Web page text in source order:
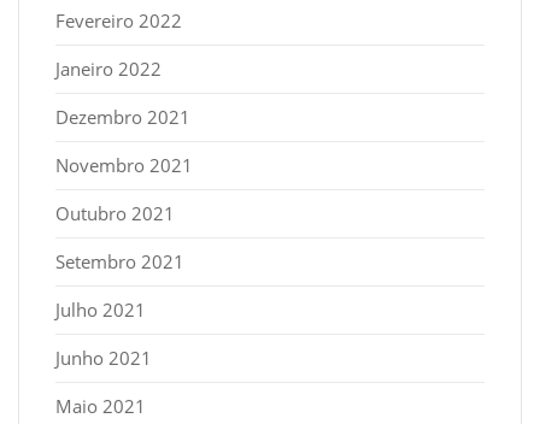
Fevereiro 2022
Janeiro 2022
Dezembro 2021
Novembro 2021
Outubro 2021
Setembro 2021
Julho 2021
Junho 2021
Maio 2021